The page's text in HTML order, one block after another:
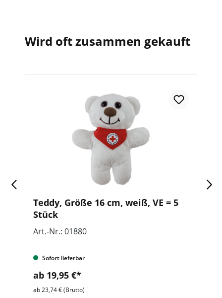
Wird oft zusammen gekauft
Teddy, Größe 16 cm, weiß, VE = 5
Stück
Art.-Nr.: 01880
Sofort lieferbar
ab 19,95 €*
ab 23,74 € (Brutto)